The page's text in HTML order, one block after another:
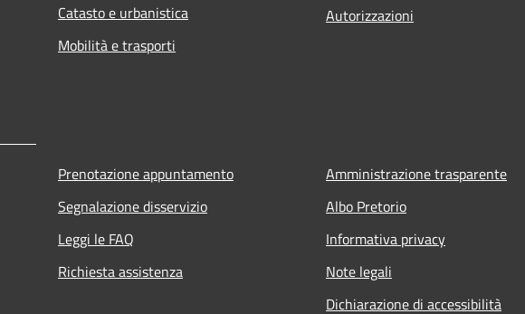
Catasto e urbanistica
Mobilità e trasporti
Autorizzazioni
Prenotazione appuntamento
Segnalazione disservizio
Leggi le FAQ
Richiesta assistenza
Amministrazione trasparente
Albo Pretorio
Informativa privacy
Note legali
Dichiarazione di accessibilità